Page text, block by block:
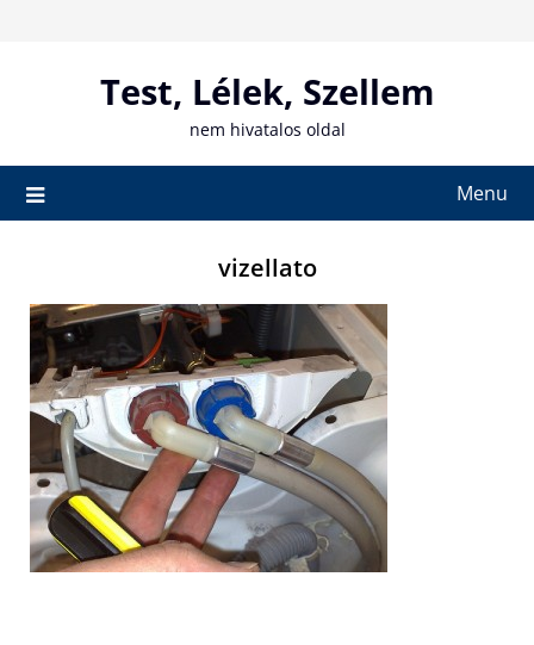
Test, Lélek, Szellem
nem hivatalos oldal
Menu
vizellato